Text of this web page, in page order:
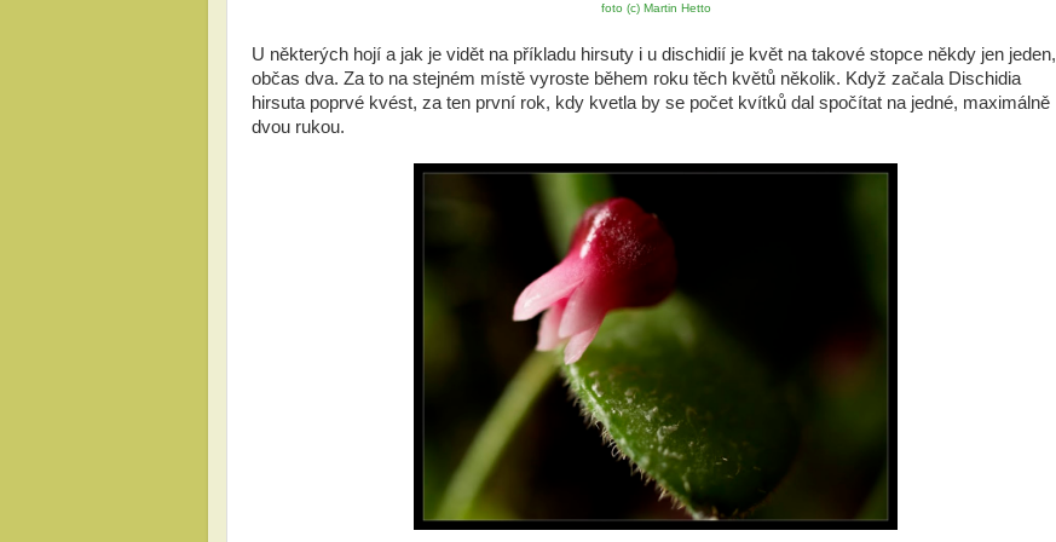
foto (c) Martin Hetto
U některých hojí a jak je vidět na příkladu hirsuty i u dischidií je květ na takové stopce někdy jen jeden,
občas dva. Za to na stejném místě vyroste během roku těch květů několik. Když začala Dischidia
hirsuta poprvé kvést, za ten první rok, kdy kvetla by se počet kvítků dal spočítat na jedné, maximálně
dvou rukou.